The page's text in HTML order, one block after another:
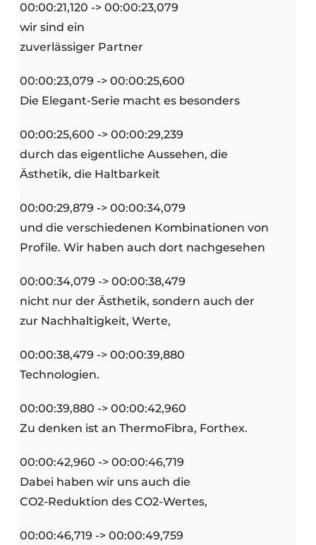
00:00:21,120 -> 00:00:23,079
wir sind ein
zuverlässiger Partner
00:00:23,079 -> 00:00:25,600
Die Elegant-Serie macht es besonders
00:00:25,600 -> 00:00:29,239
durch das eigentliche Aussehen, die
Ästhetik, die Haltbarkeit
00:00:29,879 -> 00:00:34,079
und die verschiedenen Kombinationen von
Profile. Wir haben auch dort nachgesehen
00:00:34,079 -> 00:00:38,479
nicht nur der Ästhetik, sondern auch der
zur Nachhaltigkeit, Werte,
00:00:38,479 -> 00:00:39,880
Technologien.
00:00:39,880 -> 00:00:42,960
Zu denken ist an ThermoFibra, Forthex.
00:00:42,960 -> 00:00:46,719
Dabei haben wir uns auch die
CO2-Reduktion des CO2-Wertes,
00:00:46,719 -> 00:00:49,759